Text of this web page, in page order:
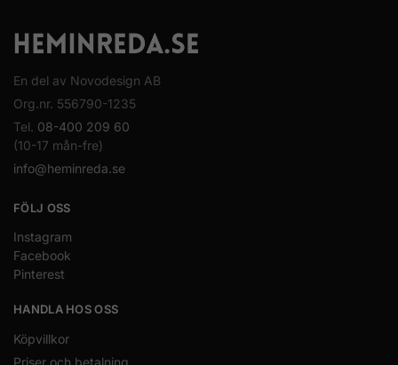
En del av Novodesign AB
Org.nr. 556790-1235
Tel. 08-400 209 60
(10-17 mån-fre)
info@heminreda.se
FÖLJ OSS
Instagram
Facebook
Pinterest
HANDLA HOS OSS
Köpvillkor
Priser och betalning